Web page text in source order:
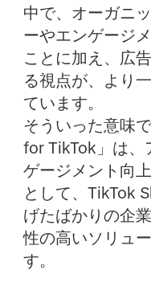
中で、オーガニ
ーやエンゲージ
ことに加え、広
る視点が、より
ています。
そういった意味
for TikTok」は、
ゲージメント向
として、TikTok
げたばかりの企
性の高いソリュ
す。